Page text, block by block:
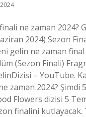
ne zaman 2024?
2024) Sezon
gelin ne zaman final
(Sezon Finali)
– YouTube.
zaman 2024? Şimdi 5
Flowers dizisi 5
finalini kutlayacak.